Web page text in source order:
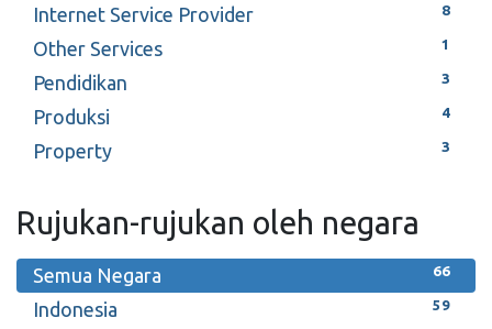
8
Internet Service Provider
1
Other Services
3
Pendidikan
4
Produksi
3
Property
Rujukan-rujukan oleh negara
66
Semua Negara
59
Indonesia